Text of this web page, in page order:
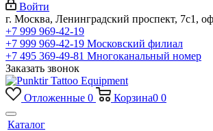
Войти
г. Москва, Ленинградский проспект, 7с1,
+7 999 969-42-19
+7 999 969-42-19 Московский филиал
+7 495 369-49-81 Многоканальный номер
Заказать звонок
Отложенные 0 Корзина0 0
Каталог